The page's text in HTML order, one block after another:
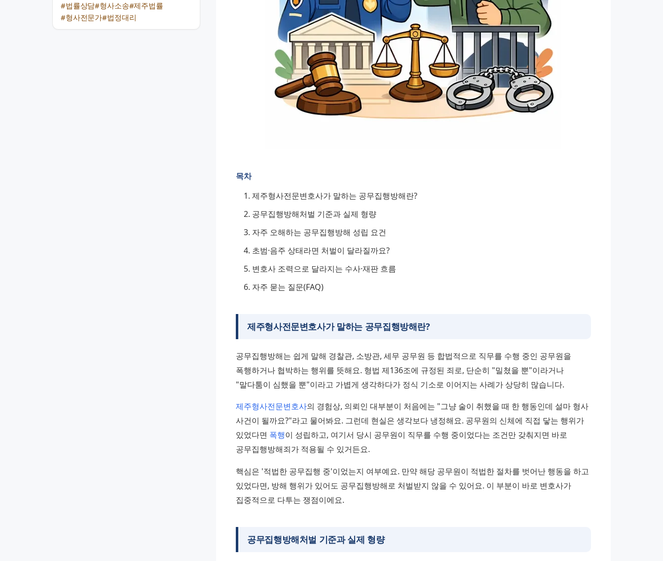
#법률상담#형사소송#제주법률
#형사전문가#법정대리
목차
제주형사전문변호사가 말하는 공무집행방해란?
공무집행방해처벌 기준과 실제 형량
자주 오해하는 공무집행방해 성립 요건
초범·음주 상태라면 처벌이 달라질까요?
변호사 조력으로 달라지는 수사·재판 흐름
자주 묻는 질문(FAQ)
제주형사전문변호사가 말하는 공무집행방해란?
공무집행방해는 쉽게 말해 경찰관, 소방관, 세무 공무원 등 합법적으로 직무를 수행 중인 공무원을
폭행하거나 협박하는 행위를 뜻해요. 형법 제136조에 규정된 죄로, 단순히 "밀쳤을 뿐"이라거나
"말다툼이 심했을 뿐"이라고 가볍게 생각하다가 정식 기소로 이어지는 사례가 상당히 많습니다.
제주형사전문변호사의 경험상, 의뢰인 대부분이 처음에는 "그냥 술이 취했을 때 한 행동인데 설마 형사
사건이 될까요?"라고 물어봐요. 그런데 현실은 생각보다 냉정해요. 공무원의 신체에 직접 닿는 행위가
있었다면 폭행이 성립하고, 여기서 당시 공무원이 직무를 수행 중이었다는 조건만 갖춰지면 바로
공무집행방해죄가 적용될 수 있거든요.
핵심은 '적법한 공무집행 중'이었는지 여부예요. 만약 해당 공무원이 적법한 절차를 벗어난 행동을 하고
있었다면, 방해 행위가 있어도 공무집행방해로 처벌받지 않을 수 있어요. 이 부분이 바로 변호사가
집중적으로 다투는 쟁점이에요.
공무집행방해처벌 기준과 실제 형량